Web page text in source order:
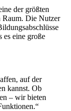
der größten
Raum. Die Nutzer
es eine große
auf der
kannst. Ob
– wir bieten